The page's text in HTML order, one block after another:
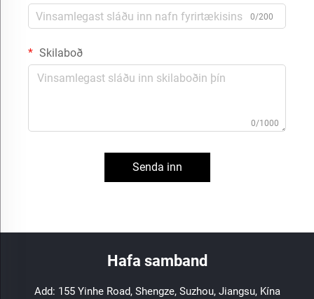
0/200
Skilaboð
0/1000
Senda inn
Hafa samband
Add: 155 Yinhe Road, Shengze, Suzhou, Jiangsu, Kína